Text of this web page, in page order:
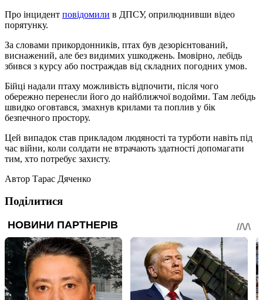
Про інцидент повідомили в ДПСУ, оприлюднивши відео
порятунку.
За словами прикордонників, птах був дезорієнтований,
виснажений, але без видимих ушкоджень. Імовірно, лебідь
збився з курсу або постраждав від складних погодних умов.
Бійці надали птаху можливість відпочити, після чого
обережно перенесли його до найближчої водойми. Там лебідь
швидко оговтався, змахнув крилами та поплив у бік
безпечного простору.
Цей випадок став прикладом людяності та турботи навіть під
час війни, коли солдати не втрачають здатності допомагати
тим, хто потребує захисту.
Автор Тарас Дяченко
Поділитися